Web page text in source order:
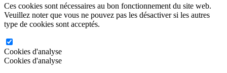
Ces cookies sont nécessaires au bon fonctionnement du site web.
Veuillez noter que vous ne pouvez pas les désactiver si les autres
type de cookies sont acceptés.
Cookies d'analyse
Cookies d'analyse